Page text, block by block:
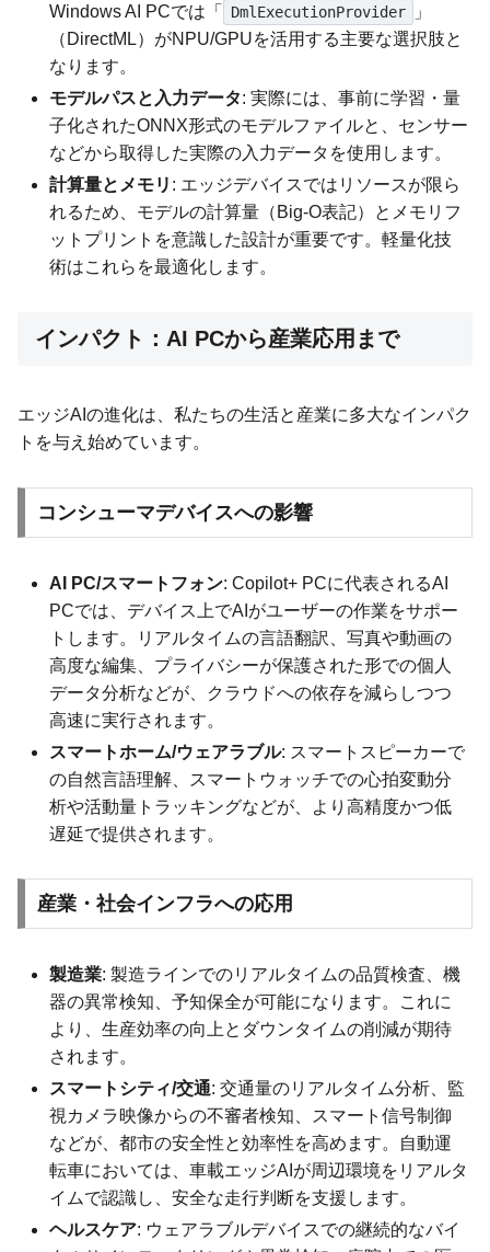
Windows AI PCでは「
DmlExecutionProvider
」
（DirectML）がNPU/GPUを活用する主要な選択肢と
なります。
モデルパスと入力データ: 実際には、事前に学習・量
子化されたONNX形式のモデルファイルと、センサー
などから取得した実際の入力データを使用します。
計算量とメモリ : エッジデバイスではリソースが限ら
れるため、モデルの計算量（Big-O表記）とメモリフ
ットプリントを意識した設計が重要です。軽量化技
術はこれらを最適化します。
インパクト：AI PCから産業応用まで
エッジAIの進化は、私たちの生活と産業に多大なインパク
トを与え始めています。
コンシューマデバイスへの影響
AI PC/スマートフォン: Copilot+ PCに代表されるAI
PCでは、デバイス上でAIがユーザーの作業をサポー
トします。リアルタイムの言語翻訳、写真や動画の
高度な編集、プライバシーが保護された形での個人
データ分析などが、クラウドへの依存を減らしつつ
高速に実行されます。
スマートホーム/ウェアラブル: スマートスピーカーで
の自然言語理解、スマートウォッチでの心拍変動分
析や活動量トラッキングなどが、より高精度かつ低
遅延で提供されます。
産業・社会インフラへの応用
製造業: 製造ラインでのリアルタイムの品質検査、機
器の異常検知、予知保全が可能になります。これに
より、生産効率の向上とダウンタイムの削減が期待
されます。
スマートシティ/交通: 交通量のリアルタイム分析、監
視カメラ映像からの不審者検知、スマート信号制御
などが、都市の安全性と効率性を高めます。自動運
転車においては、車載エッジAIが周辺環境をリアルタ
イムで認識し、安全な走行判断を支援します。
ヘルスケア: ウェアラブルデバイスでの継続的なバイ